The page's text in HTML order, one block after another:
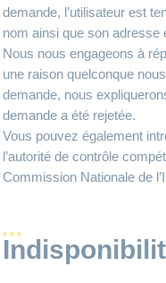
demande, l’utilisateur est
nom ainsi que son adresse
Nous nous engageons à
une raison quelconque
demande, nous
demande a été rejetée.
Vous pouvez également
l’autorité de contrôle
Commission Nationale de